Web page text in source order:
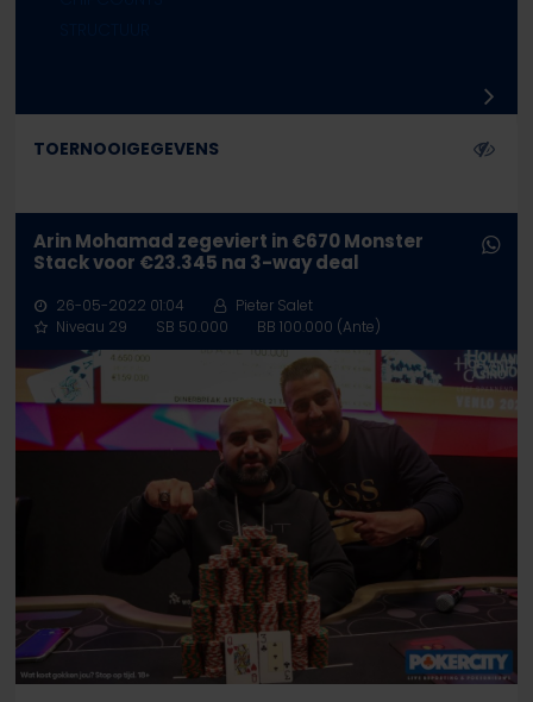
TOERNOOIGEGEVENS
Arin Mohamad zegeviert in €670 Monster
Stack voor €23.345 na 3-way deal
26-05-2022 01:04
Pieter Salet
Niveau 29
SB 50.000 BB 100.000 (Ante)